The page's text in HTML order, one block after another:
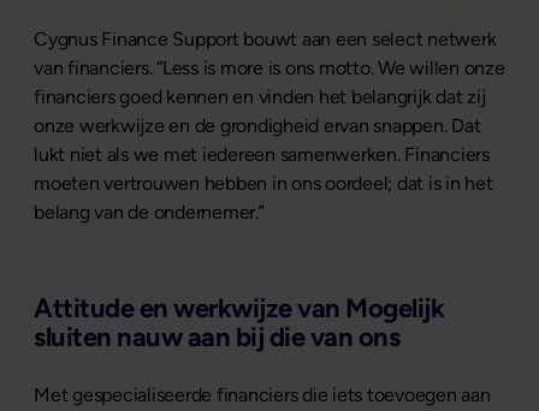
Cygnus Finance Support bouwt aan een select netwerk
van financiers. “Less is more is ons motto. We willen onze
financiers goed kennen en vinden het belangrijk dat zij
onze werkwijze en de grondigheid ervan snappen. Dat
lukt niet als we met iedereen samenwerken. Financiers
moeten vertrouwen hebben in ons oordeel; dat is in het
belang van de ondernemer.”
Attitude en werkwijze van Mogelijk
sluiten nauw aan bij die van ons
Met gespecialiseerde financiers die iets toevoegen aan